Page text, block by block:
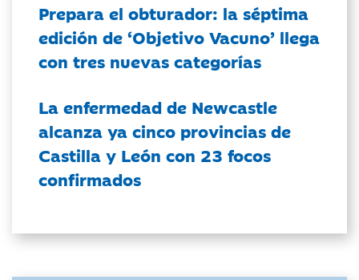
Prepara el obturador: la séptima
edición de ‘Objetivo Vacuno’ llega
con tres nuevas categorías
La enfermedad de Newcastle
alcanza ya cinco provincias de
Castilla y León con 23 focos
confirmados